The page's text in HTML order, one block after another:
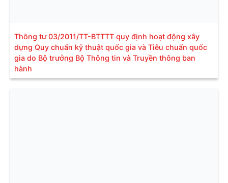
Thông tư 03/2011/TT-BTTTT quy định hoạt động xây
dựng Quy chuẩn kỹ thuật quốc gia và Tiêu chuẩn quốc
gia do Bộ trưởng Bộ Thông tin và Truyền thông ban
hành